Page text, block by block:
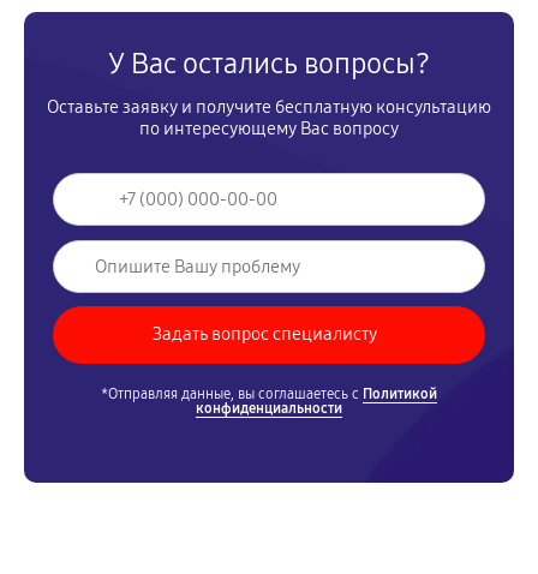
У Вас остались вопросы?
Оставьте заявку и получите бесплатную консультацию
по интересующему Вас вопросу
*Отправляя данные, вы соглашаетесь с Политикой
конфиденциальности